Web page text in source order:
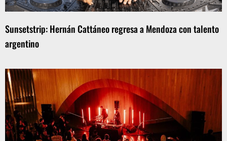
Sunsetstrip: Hernán Cattáneo regresa a Mendoza con talento
argentino